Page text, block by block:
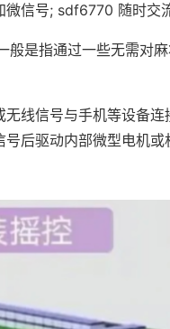
信号; sdf6770 随时交
般是指通过一些无需对
线信号与手机等设备连
后驱动内部微型电机或